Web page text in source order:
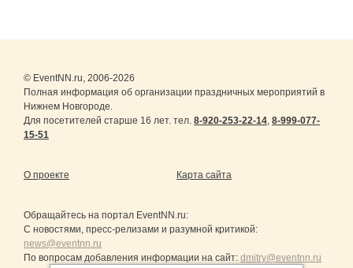
© EventNN.ru, 2006-2026
Полная информация об организации праздничных мероприятий в
Нижнем Новгороде.
Для посетителей старше 16 лет. тел. 8-920-253-22-14, 8-999-077-
15-51
О проекте Карта сайта
Обращайтесь на портал EventNN.ru:
С новостями, пресс-релизами и разумной критикой:
news@eventnn.ru
По вопросам добавления информации на сайт: dmitry@eventnn.ru